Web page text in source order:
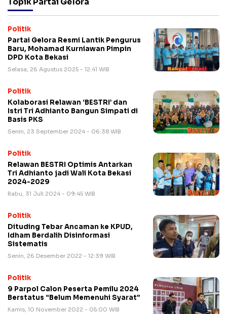
Topik Partai Gelora
Politik
Partai Gelora Resmi Lantik Pengurus
Baru, Mohamad Kurniawan Pimpin
DPD Kota Bekasi
Selasa, 26 Agustus 2025 - 12:41 WIB
Politik
Kolaborasi Relawan ‘BESTRI’ dan
Istri Tri Adhianto Bangun Simpati di
Basis PKS
Senin, 23 September 2024 - 06:38 WIB
Politik
Relawan BESTRI Optimis Antarkan
Tri Adhianto jadi Wali Kota Bekasi
2024-2029
Rabu, 31 Juli 2024 - 09:45 WIB
Politik
Dituding Tebar Ancaman ke KPUD,
Idham Berdalih Disinformasi
Sistematis
Senin, 26 Desember 2022 - 12:39 WIB
Politik
9 Parpol Calon Peserta Pemilu 2024
Berstatus “Belum Memenuhi Syarat”
Kamis, 10 November 2022 - 05:00 WIB